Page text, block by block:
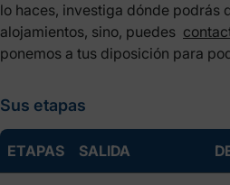
lo haces, investiga dónde podrás
alojamientos, sino, puedes
ponemos a tus diposición para
Sus etapas
ETAPAS SALIDA